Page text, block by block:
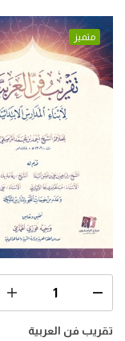
متميز
تقريب فن العربية